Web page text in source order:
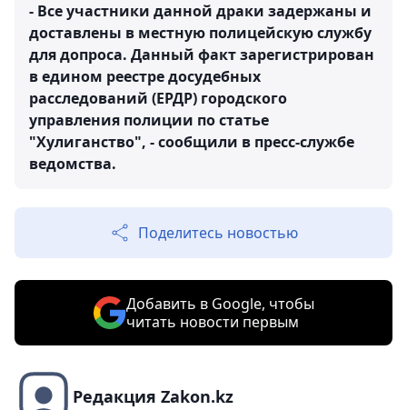
- Все участники данной драки задержаны и
доставлены в местную полицейскую службу
для допроса. Данный факт зарегистрирован
в едином реестре досудебных
расследований (ЕРДР) городского
управления полиции по статье
"Хулиганство", - сообщили в пресс-службе
ведомства.
Поделитесь новостью
Добавить в Google, чтобы
читать новости первым
Редакция Zakon.kz